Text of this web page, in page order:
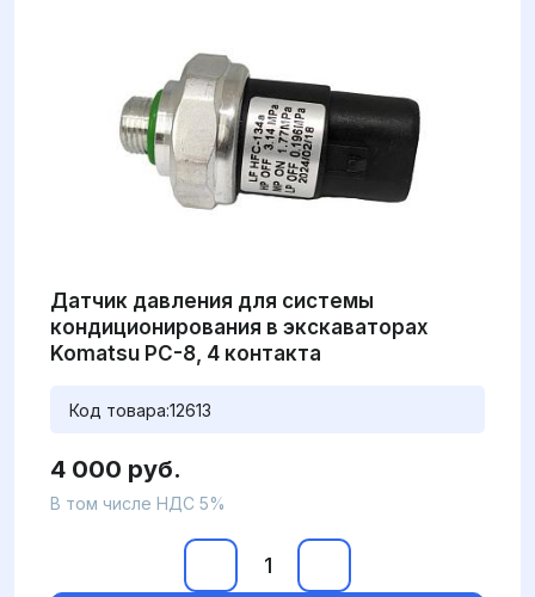
Датчик давления для системы
кондиционирования в экскаваторах
Komatsu PC-8, 4 контакта
Код товара:12613
4 000 руб.
В том числе НДС 5%